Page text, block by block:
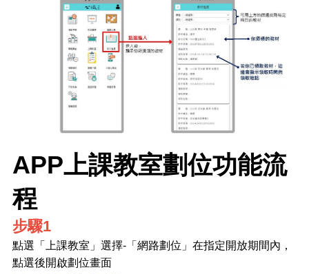
APP上課教室劃位功能流
程
步驟1
點選「上課教室」選擇-「網路劃位」在指定開放期間內，
點選後開啟劃位畫面